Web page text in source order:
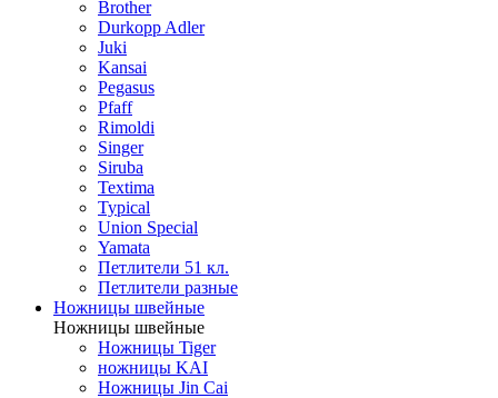
Brother
Durkopp Adler
Juki
Kansai
Pegasus
Pfaff
Rimoldi
Singer
Siruba
Textima
Typical
Union Special
Yamata
Петлители 51 кл.
Петлители разные
Ножницы швейные
Ножницы швейные
Ножницы Tiger
ножницы KAI
Ножницы Jin Cai